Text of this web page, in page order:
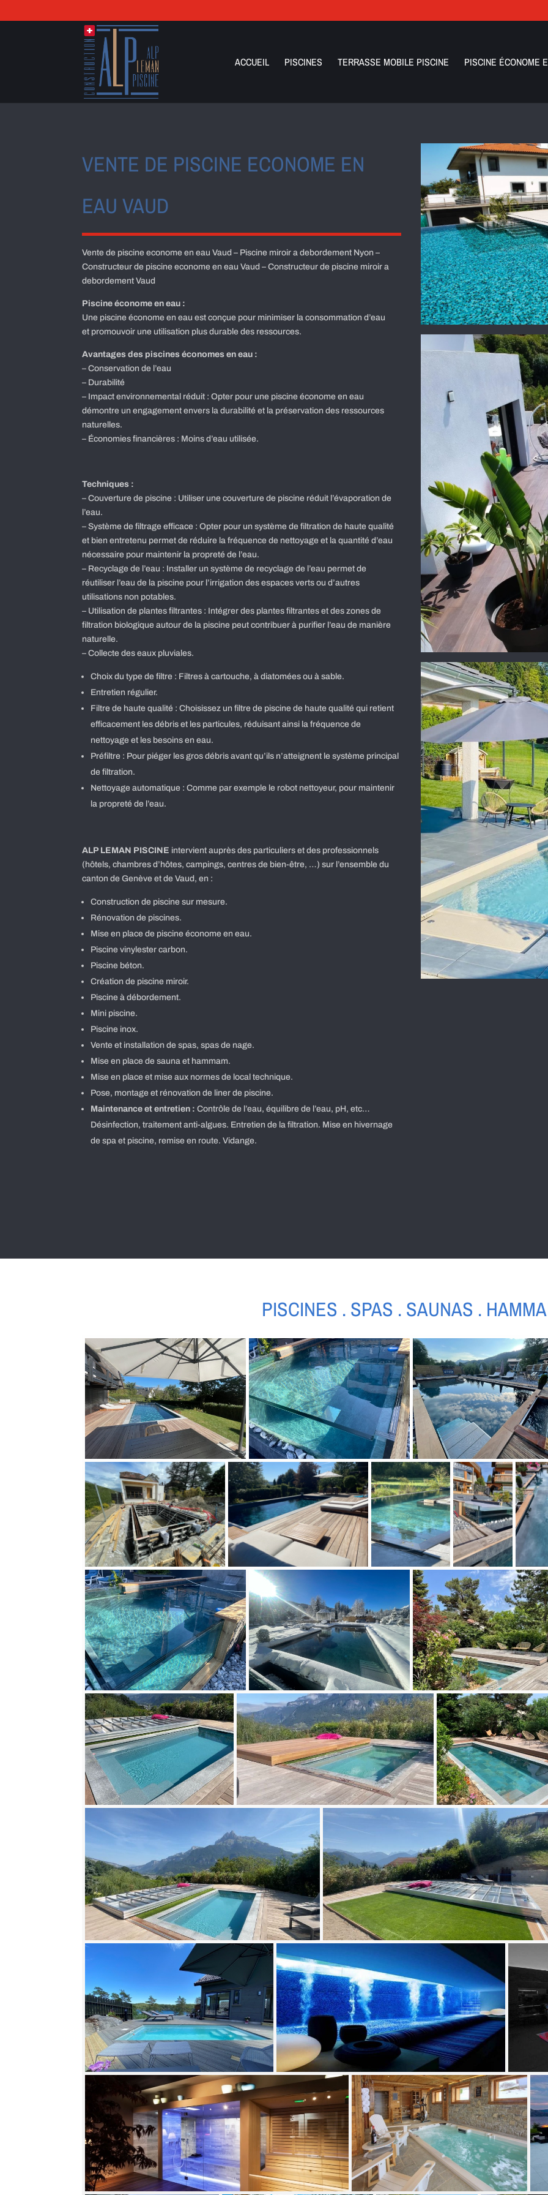
ACCUEIL PISCINES TERRASSE MOBILE PISCINE PISCINE ÉCONOME
VENTE DE PISCINE ECONOME EN
EAU VAUD
Vente de piscine econome en eau Vaud – Piscine miroir a debordement Nyon –
Constructeur de piscine econome en eau Vaud – Constructeur de piscine miroir a
debordement Vaud
Piscine économe en eau :
Une piscine économe en eau est conçue pour minimiser la consommation d’eau
et promouvoir une utilisation plus durable des ressources.
Avantages des piscines économes en eau :
– Conservation de l’eau
– Durabilité
– Impact environnemental réduit : Opter pour une piscine économe en eau
démontre un engagement envers la durabilité et la préservation des ressources
naturelles.
– Économies financières : Moins d’eau utilisée.
Techniques :
– Couverture de piscine : Utiliser une couverture de piscine réduit l’évaporation de
l’eau.
– Système de filtrage efficace : Opter pour un système de filtration de haute qualité
et bien entretenu permet de réduire la fréquence de nettoyage et la quantité d’eau
nécessaire pour maintenir la propreté de l’eau.
– Recyclage de l’eau : Installer un système de recyclage de l’eau permet de
réutiliser l’eau de la piscine pour l’irrigation des espaces verts ou d’autres
utilisations non potables.
– Utilisation de plantes filtrantes : Intégrer des plantes filtrantes et des zones de
filtration biologique autour de la piscine peut contribuer à purifier l’eau de manière
naturelle.
– Collecte des eaux pluviales.
Choix du type de filtre : Filtres à cartouche, à diatomées ou à sable.
Entretien régulier.
Filtre de haute qualité : Choisissez un filtre de piscine de haute qualité qui retient
efficacement les débris et les particules, réduisant ainsi la fréquence de
nettoyage et les besoins en eau.
Préfiltre : Pour piéger les gros débris avant qu’ils n’atteignent le système principal
de filtration.
Nettoyage automatique : Comme par exemple le robot nettoyeur, pour maintenir
la propreté de l’eau.
ALP LEMAN PISCINE intervient auprès des particuliers et des professionnels
(hôtels, chambres d’hôtes, campings, centres de bien-être, …) sur l’ensemble du
canton de Genève et de Vaud, en :
Construction de piscine sur mesure.
Rénovation de piscines.
Mise en place de piscine économe en eau.
Piscine vinylester carbon.
Piscine béton.
Création de piscine miroir.
Piscine à débordement.
Mini piscine.
Piscine inox.
Vente et installation de spas, spas de nage.
Mise en place de sauna et hammam.
Mise en place et mise aux normes de local technique.
Pose, montage et rénovation de liner de piscine.
Maintenance et entretien : Contrôle de l’eau, équilibre de l’eau, pH, etc…
Désinfection, traitement anti-algues. Entretien de la filtration. Mise en hivernage
de spa et piscine, remise en route. Vidange.
PISCINES . SPAS . SAUNAS .